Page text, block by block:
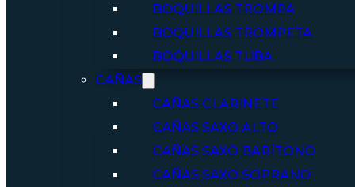
BOQUILLAS TROMPA
BOQUILLAS TROMPETA
BOQUILLAS TUBA
CAÑAS
CAÑAS CLARINETE
CAÑAS SAXO ALTO
CAÑAS SAXO BARÍTONO
CAÑAS SAXO SOPRANO